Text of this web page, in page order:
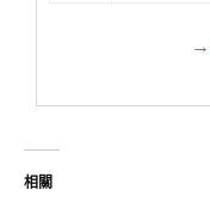
→
相關